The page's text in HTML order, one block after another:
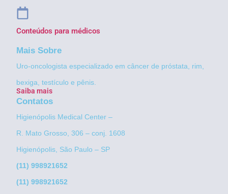
Conteúdos para médicos
Mais Sobre
Uro-oncologista especializado em câncer de próstata, rim,
bexiga, testículo e pênis.
Saiba mais
Contatos
Higienópolis Medical Center –
R. Mato Grosso, 306 – conj. 1608
Higienópolis, São Paulo – SP
(11) 998921652
(11) 998921652